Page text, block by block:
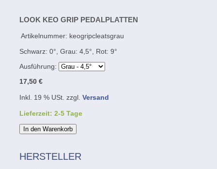
LOOK KEO GRIP PEDALPLATTEN
Artikelnummer: keogripcleatsgrau
Schwarz: 0°, Grau: 4,5°, Rot: 9°
Ausführung:
17,50 €
Inkl. 19 % USt. zzgl. Versand
Lieferzeit: 2-5 Tage
In den Warenkorb
HERSTELLER